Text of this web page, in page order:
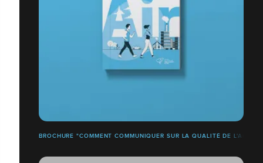
BROCHURE "COMMENT COMMUNIQUER SUR LA QUALITÉ DE L'AIR ?"